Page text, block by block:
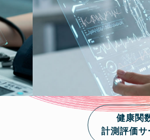
健康関
計測評価サ